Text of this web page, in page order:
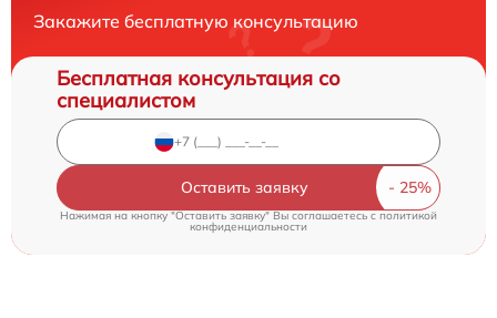
Закажите бесплатную консультацию
Бесплатная консультация со
специалистом
Оставить заявку
Нажимая на кнопку "Оставить заявку" Вы соглашаетесь cполитикой
конфиденциальности